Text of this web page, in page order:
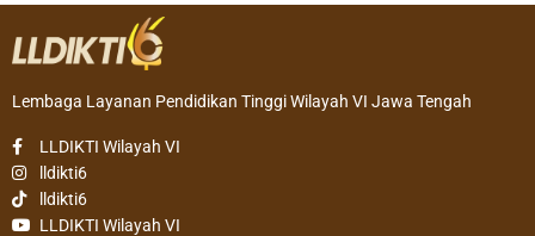
Lembaga Layanan Pendidikan Tinggi Wilayah VI Jawa Tengah
LLDIKTI Wilayah VI
lldikti6
lldikti6
LLDIKTI Wilayah VI